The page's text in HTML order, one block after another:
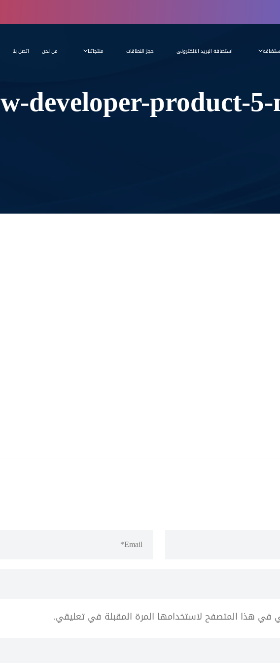
استضافة البريد الالكترونى حجز النطاقات منتجاتنا من نحن اتصل بنا
w-developer-product-
في هذا المتصفح لاستخدامها المرة المقبلة في تعليقي.